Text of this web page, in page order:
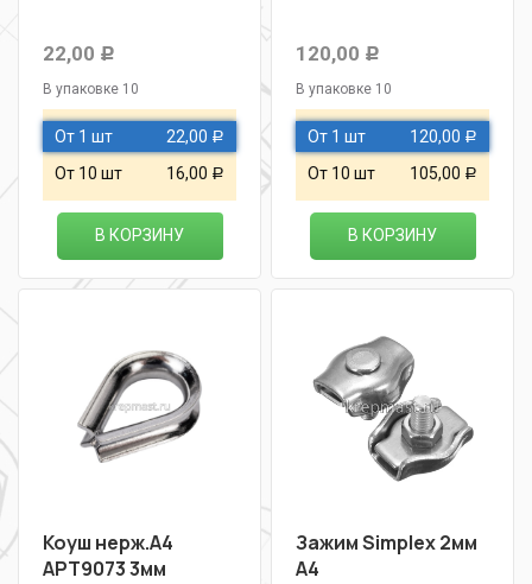
22,00 Р
В упаковке 10
От 1 шт 22,00 Р
От 10 шт 16,00 Р
В КОРЗИНУ
120,00 Р
В упаковке 10
От 1 шт 120,00 Р
От 10 шт 105,00 Р
В КОРЗИНУ
Коуш нерж.А4
АРТ9073 3мм
Зажим Simplex 2мм
А4